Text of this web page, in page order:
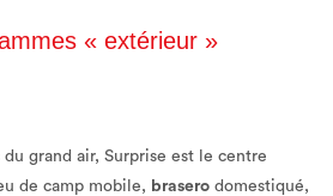
« extérieur »
grand air, Surprise est le centre
de camp mobile, braserodomestiqué,